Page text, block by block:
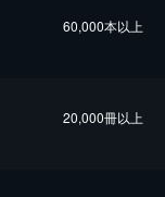
60,000本以上
20,000冊以上